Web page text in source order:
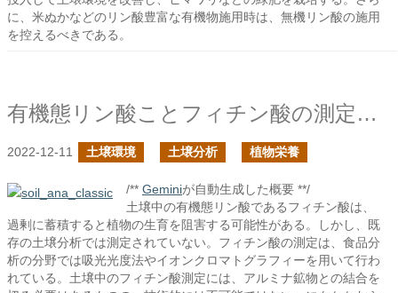
に、米ぬかなどのリン酸豊富な有機物施用時は、無機リン酸の施用
を控えるべきである。
有機態リン酸ことフィチン酸の測定方法はあるのか？
2022-12-11 土壌環境 土壌分析 植物栄養
/** Geminiが自動生成した概要 **/
土壌中の有機態リン酸であるフィチン酸は、
過剰に蓄積すると植物の生育を阻害する可能性がある。しかし、既
存の土壌分析では測定されていない。フィチン酸の測定は、食品分
析の分野では吸光光度法やイオンクロマトグラフィーを用いて行わ
れている。土壌中のフィチン酸測定には、アルミナ鉱物との結合を